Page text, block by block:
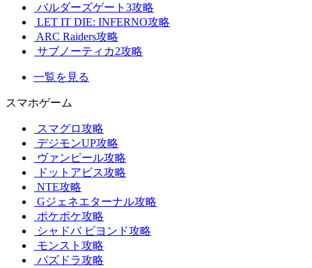
バルダーズゲート3攻略
LET IT DIE: INFERNO攻略
ARC Raiders攻略
サブノーティカ2攻略
一覧を見る
スマホゲーム
スマグロ攻略
デジモンUP攻略
ヴァンピール攻略
ドットアビス攻略
NTE攻略
Gジェネエターナル攻略
ポケポケ攻略
シャドバ ビヨンド攻略
モンスト攻略
パズドラ攻略